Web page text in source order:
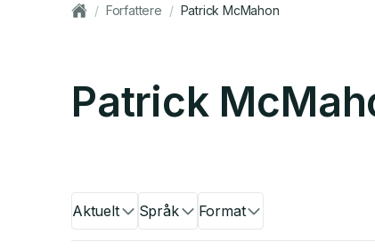
/ Forfattere / Patrick McMahon
Patrick
Aktuelt Språk Format